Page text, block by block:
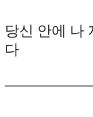
당신 안에 나
다